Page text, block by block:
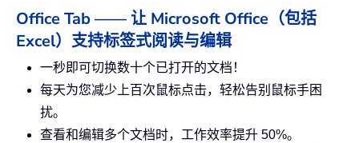
Office Tab —— 让 Microsoft Office（包括
Excel）支持标签式阅读与编辑
一秒即可切换数十个已打开的文档！
每天为您减少上百次鼠标点击，轻松告别鼠标手困
扰。
查看和编辑多个文档时，工作效率提升 50%。